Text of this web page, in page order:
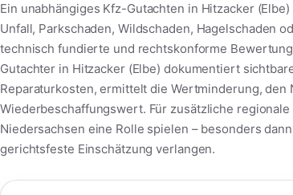
Ein unabhängiges Kfz-Gutachten in Hitzacker
Unfall, Parkschaden, Wildschaden, Hagelschaden
technisch fundierte und rechtskonforme
Gutachter in Hitzacker (Elbe) dokumentiert
Reparaturkosten, ermittelt die Wertminderung, den
Wiederbeschaffungswert. Für zusätzliche
Niedersachsen eine Rolle spielen – besonders
gerichtsfeste Einschätzung verlangen.